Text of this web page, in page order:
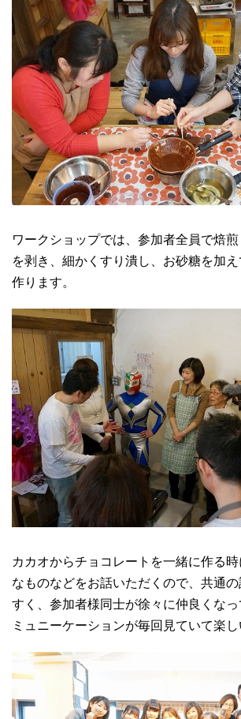
ワークショップでは、参加者全員で焙
を剥き、細かくすり潰し、お砂糖を加
作ります。
カカオからチョコレートを一緒に作る
なものなどをお話いただくので、共通
すく、参加者様同士が徐々に仲良くな
ミュニーケーションが毎回見ていて楽し